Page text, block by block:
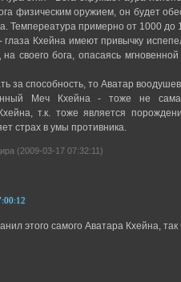
физическим оружием, он будет
Темпереатура примерно от 1000 до
Кхейна имеют привычку
своего бога, опасаясь
за способность, то Аватар
Меч Кхейна - тоже не
т.к. тоже является
страх в умы противника.
(2009-03-17 07:32:11)
этого самого Аватара Кхейна,